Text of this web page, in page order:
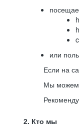
или
Если на
Мы можем
2. Кто мы